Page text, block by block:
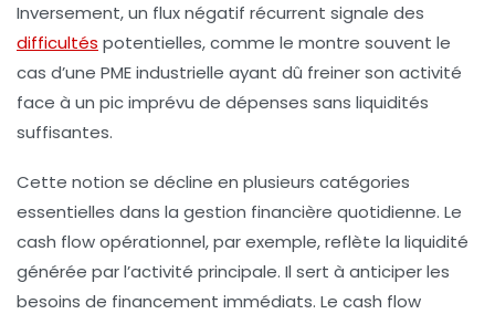
Inversement, un flux négatif récurrent signale des
difficultés potentielles, comme le montre souvent le
cas d’une PME industrielle ayant dû freiner son activité
face à un pic imprévu de dépenses sans liquidités
suffisantes.
Cette notion se décline en plusieurs catégories
essentielles dans la gestion financière quotidienne. Le
cash flow opérationnel, par exemple, reflète la liquidité
générée par l’activité principale. Il sert à anticiper les
besoins de financement immédiats. Le cash flow